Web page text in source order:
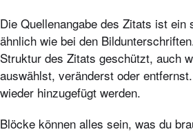
Die Quellenangabe des Zitats ist ein
ähnlich wie bei den
Struktur des Zitats geschützt, auch
auswählst, veränderst oder
wieder hinzugefügt werden.
Blöcke können alles sein, was du